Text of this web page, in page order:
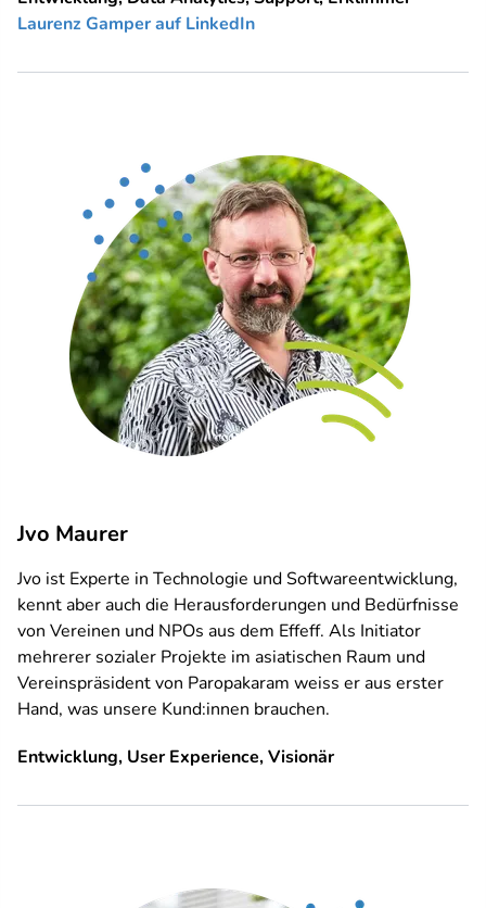
Laurenz Gamper auf LinkedIn
Jvo Maurer
Jvo ist Experte in Technologie und Softwareentwicklung,
kennt aber auch die Herausforderungen und Bedürfnisse
von Vereinen und NPOs aus dem Effeff. Als Initiator
mehrerer sozialer Projekte im asiatischen Raum und
Vereinspräsident von Paropakaram weiss er aus erster
Hand, was unsere Kund:innen brauchen.
Entwicklung, User Experience, Visionär